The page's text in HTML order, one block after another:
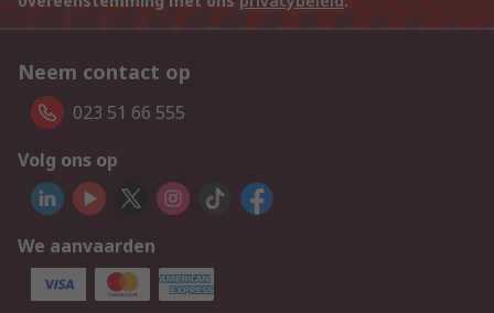
Neem contact op
023 51 66 555
Volg ons op
We aanvaarden